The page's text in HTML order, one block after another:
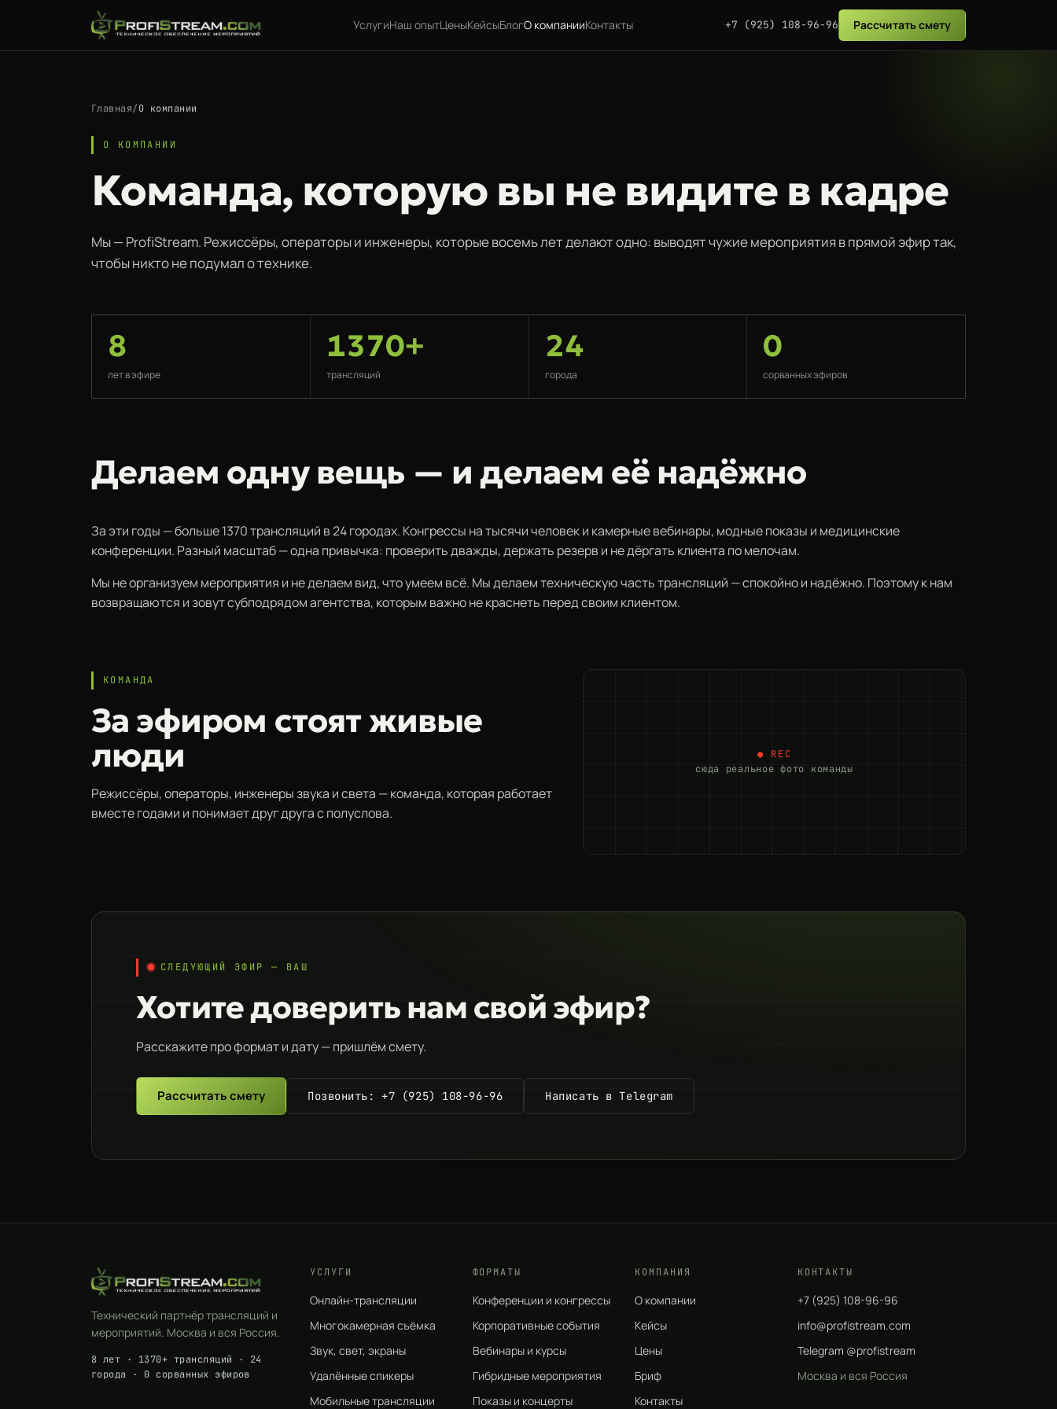
УслугиНаш опытЦеныКейсыБлогО компанииКонтакты +7 (925) 108-96-96 Рассчитать смету
Главная/О компании
О КОМПАНИИ
Команда, которую вы не видите в кадре
Мы — ProfiStream. Режиссёры, операторы и инженеры, которые восемь лет делают одно: выводят чужие мероприятия в прямой эфир так,
чтобы никто не подумал о технике.
8
лет в эфире
1370+
трансляций
24
города
0
сорванных эфиров
Делаем одну вещь — и делаем её надёжно
За эти годы — больше 1370 трансляций в 24 городах. Конгрессы на тысячи человек и камерные вебинары, модные показы и медицинские
конференции. Разный масштаб — одна привычка: проверить дважды, держать резерв и не дёргать клиента по мелочам.
Мы не организуем мероприятия и не делаем вид, что умеем всё. Мы делаем техническую часть трансляций — спокойно и надёжно. Поэтому к нам
возвращаются и зовут субподрядом агентства, которым важно не краснеть перед своим клиентом.
КОМАНДА
За эфиром стоят живые
люди
Режиссёры, операторы, инженеры звука и света — команда, которая работает
вместе годами и понимает друг друга с полуслова.
● REC
сюда реальное фото команды
СЛЕДУЮЩИЙ ЭФИР — ВАШ
Хотите доверить нам свой эфир?
Расскажите про формат и дату — пришлём смету.
Рассчитать смету Позвонить: +7 (925) 108-96-96 Написать в Telegram
Технический партнёр трансляций и
мероприятий. Москва и вся Россия.
8 лет · 1370+ трансляций · 24
города · 0 сорванных эфиров
УСЛУГИ
Онлайн-трансляции
Многокамерная съёмка
Звук, свет, экраны
Удалённые спикеры
Мобильные трансляции
ФОРМАТЫ
Конференции и конгрессы
Корпоративные события
Вебинары и курсы
Гибридные мероприятия
Показы и концерты
КОМПАНИЯ
О компании
Кейсы
Цены
Бриф
Контакты
КОНТАКТЫ
+7 (925) 108-96-96
info@profistream.com
Telegram @profistream
Москва и вся Россия